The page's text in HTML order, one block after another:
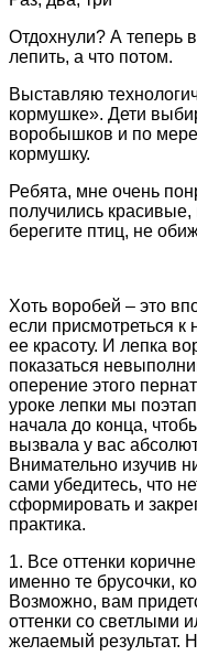
Отдохнули? А теперь
лепить, а что потом.
Выставляю
кормушке». Дети
воробышков и по мере
кормушку.
Ребята, мне очень
получились
берегите птиц, не
Хоть воробей – это
если присмотреться
ее красоту. И лепка
показаться
оперение этого
уроке лепки мы
начала до конца,
вызвала у вас
Внимательно изучив
сами убедитесь, что
сформировать и
практика.
1. Все оттенки
именно те брусочки,
Возможно, вам
оттенки со светлыми
желаемый результат.